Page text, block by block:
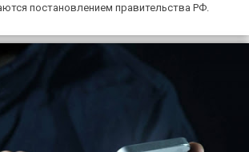
постановлением правительства РФ.